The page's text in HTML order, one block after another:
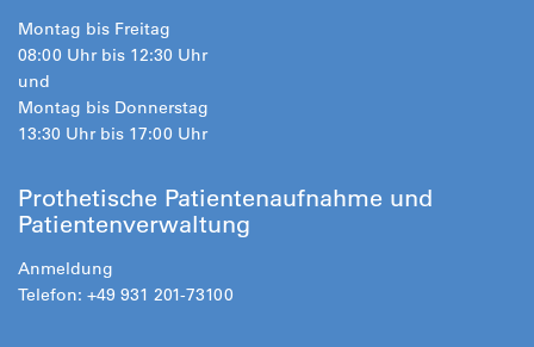
Montag bis Freitag
08:00 Uhr bis 12:30 Uhr
und
Montag bis Donnerstag
13:30 Uhr bis 17:00 Uhr
Prothetische Patientenaufnahme und
Patientenverwaltung
Anmeldung
Telefon: +49 931 201-73100